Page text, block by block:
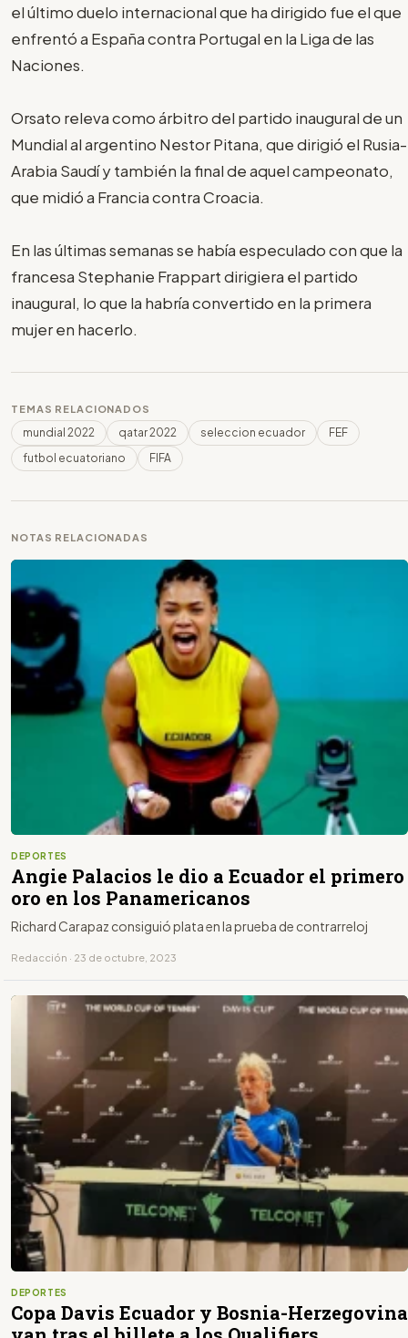
el último duelo internacional que ha dirigido fue el que
enfrentó a España contra Portugal en la Liga de las
Naciones.
Orsato releva como árbitro del partido inaugural de un
Mundial al argentino Nestor Pitana, que dirigió el Rusia-
Arabia Saudí y también la final de aquel campeonato,
que midió a Francia contra Croacia.
En las últimas semanas se había especulado con que la
francesa Stephanie Frappart dirigiera el partido
inaugural, lo que la habría convertido en la primera
mujer en hacerlo.
TEMAS RELACIONADOS
mundial 2022 qatar 2022 seleccion ecuador
FEF
futbol ecuatoriano
FIFA
NOTAS RELACIONADAS
DEPORTES
Angie Palacios le dio a Ecuador el primero
oro en los Panamericanos
Richard Carapaz consiguió plata en la prueba de contrarreloj
Redacción · 23 de octubre, 2023
DEPORTES
Copa Davis Ecuador y Bosnia-Herzegovina